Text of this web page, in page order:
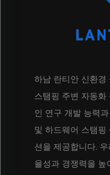
하남 란티안 신환경
스탬핑 주변 자동화
인 연구 개발 능력
및 하드웨어 스탬핑
션을 제공합니다.
율성과 경쟁력을 높